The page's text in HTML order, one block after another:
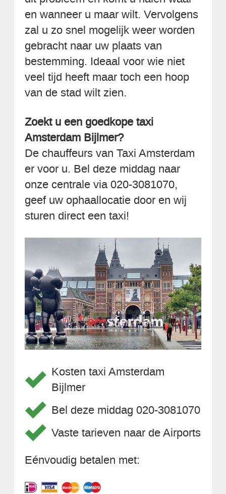
en wanneer u maar wilt. Vervolgens
zal u zo snel mogelijk weer worden
gebracht naar uw plaats van
bestemming. Ideaal voor wie niet
veel tijd heeft maar toch een hoop
van de stad wilt zien.
Zoekt u een goedkope taxi
Amsterdam Bijlmer?
De chauffeurs van Taxi Amsterdam
er voor u. Bel deze middag naar
onze centrale via 020-3081070,
geef uw ophaallocatie door en wij
sturen direct een taxi!
Kosten taxi Amsterdam
Bijlmer
Bel deze middag 020-3081070
Vaste tarieven naar de Airports
Eénvoudig betalen met: